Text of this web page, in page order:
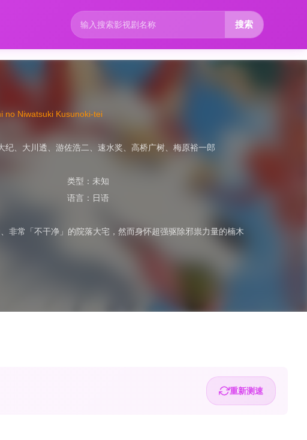
搜索
no Niwatsuki Kusunoki-tei
纪 大川透 游佐浩二 速水奖 高桥广树
梅原裕一郎
类型： 未知
语言： 日语
非常「不干净」的院落大宅，然而身怀超强驱除邪祟力量的楠木
重新测速